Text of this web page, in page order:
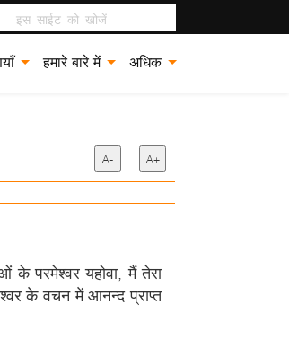
साईट को खोजें
हमारे बारे में अधिक
A- A+
परमेश्वर यहोवा, मैं तेरा
के वचन में आनन्द प्राप्त